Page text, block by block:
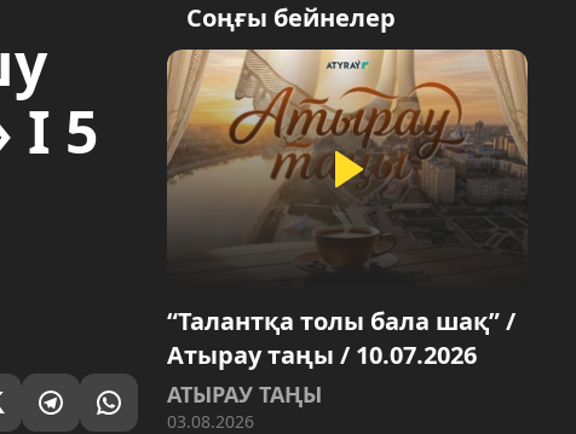
5
Соңғы бейнелер
“Талантқа толы бала шақ” /
Атырау таңы / 10.07.2026
АТЫРАУ ТАҢЫ
03.08.2026